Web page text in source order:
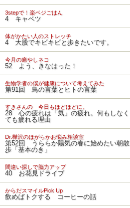
3stepで！楽ベジごはん
4 キャベツ
体がかたい人のストレッチ
4 大股でキビキビと歩きたいです。
今月の癒やしネコ
52 よう、きなはった！
生物学者の僕が健康について考えてみた
第91回 鳥の言葉とヒトの言葉
すきさんの 今日もほどほどに。
28 心の疲れは「気」の疲れ。何もしなく
ても疲れる理由
Dr.樺沢のほがらかお悩み相談室
第52回 うららか陽気の春に始めたい朝散
歩「基本のき」
間違い探しで脳力アップ
40 お花見ドライブ
からだスマイルPick Up
飲めばトクする コーヒーの話